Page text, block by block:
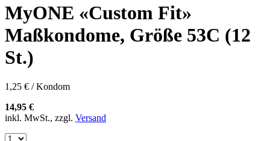
57G
57H
57K
60E
60F
60G
60J
60K
60L
64E
MyONE «Custom Fit»
Maßkondome, Größe 53C (12
St.)
1,25 € / Kondom
14,95 €
inkl. MwSt., zzgl. Versand